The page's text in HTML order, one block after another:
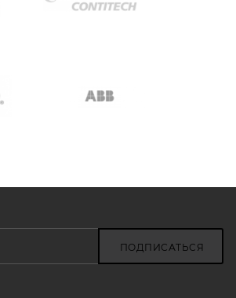
ПОДПИСАТЬСЯ